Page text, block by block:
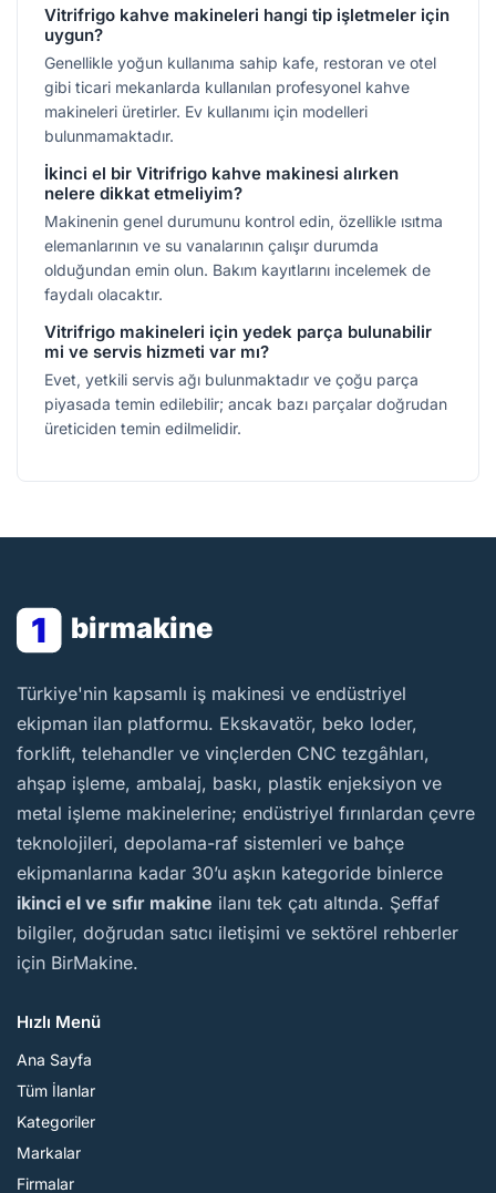
Vitrifrigo kahve makineleri hangi tip işletmeler için
uygun?
Genellikle yoğun kullanıma sahip kafe, restoran ve otel
gibi ticari mekanlarda kullanılan profesyonel kahve
makineleri üretirler. Ev kullanımı için modelleri
bulunmamaktadır.
İkinci el bir Vitrifrigo kahve makinesi alırken
nelere dikkat etmeliyim?
Makinenin genel durumunu kontrol edin, özellikle ısıtma
elemanlarının ve su vanalarının çalışır durumda
olduğundan emin olun. Bakım kayıtlarını incelemek de
faydalı olacaktır.
Vitrifrigo makineleri için yedek parça bulunabilir
mi ve servis hizmeti var mı?
Evet, yetkili servis ağı bulunmaktadır ve çoğu parça
piyasada temin edilebilir; ancak bazı parçalar doğrudan
üreticiden temin edilmelidir.
1 birmakine
BirMakine
Türkiye'nin kapsamlı iş makinesi ve endüstriyel
ekipman ilan platformu. Ekskavatör, beko loder,
forklift, telehandler ve vinçlerden CNC tezgâhları,
ahşap işleme, ambalaj, baskı, plastik enjeksiyon ve
metal işleme makinelerine; endüstriyel fırınlardan çevre
teknolojileri, depolama-raf sistemleri ve bahçe
ekipmanlarına kadar 30’u aşkın kategoride binlerce
ikinci el ve sıfır makine ilanı tek çatı altında. Şeffaf
bilgiler, doğrudan satıcı iletişimi ve sektörel rehberler
için BirMakine.
Hızlı Menü
Ana Sayfa
Tüm İlanlar
Kategoriler
Markalar
Firmalar